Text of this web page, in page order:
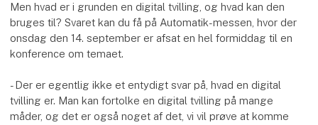
Men hvad er i grunden en digital tvilling, og hvad kan den
bruges til? Svaret kan du få på Automatik-messen, hvor der
onsdag den 14. september er afsat en hel formiddag til en
konference om temaet.
- Der er egentlig ikke et entydigt svar på, hvad en digital
tvilling er. Man kan fortolke en digital tvilling på mange
måder, og det er også noget af det, vi vil prøve at komme